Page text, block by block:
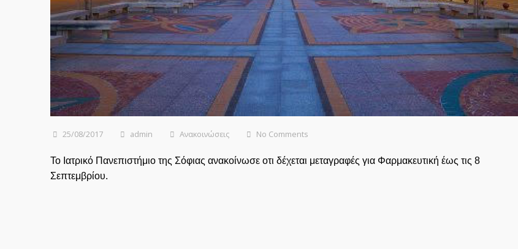
25/08/2017 admin Ανακοινώσεις No Comments
Το Ιατρικό Πανεπιστήμιο της Σόφιας ανακοίνωσε οτι δέχεται μεταγραφές για Φαρμακευτική έως τις 8
Σεπτεμβρίου.